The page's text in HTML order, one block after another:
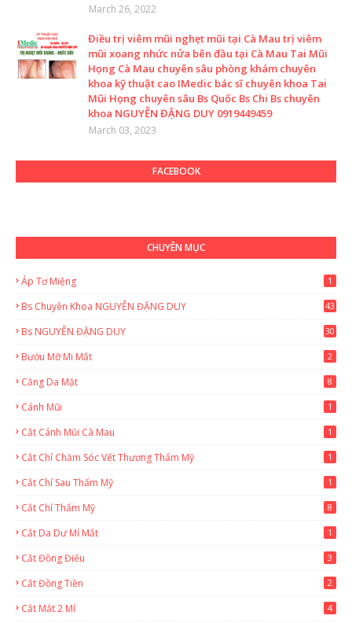
March 26, 2022
Điều trị viêm mũi nghẹt mũi tại Cà Mau trị viêm
mũi xoang nhức nửa bên đầu tại Cà Mau Tai Mũi
Họng Cà Mau chuyên sâu phòng khám chuyên
khoa kỹ thuật cao IMedic bác sĩ chuyên khoa Tai
Mũi Họng chuyên sâu Bs Quốc Bs Chi Bs chuyên
khoa NGUYỄN ĐẶNG DUY 0919449459
March 03, 2023
FACEBOOK
CHUYÊN MỤC
Áp Tơ Miệng 1
Bs Chuyên Khoa NGUYỄN ĐẶNG DUY
43
Bs NGUYỄN ĐẶNG DUY 30
Bướu Mỡ Mi Mắt 2
Căng Da Mặt 8
Cánh Mũi 1
Cắt Cánh Mũi Cà Mau 1
Cắt Chỉ Chăm Sóc Vết Thương Thẩm Mỹ 1
Cắt Chỉ Sau Thẩm Mỹ 1
Cắt Chỉ Thẩm Mỹ 8
Cắt Da Dư Mí Mắt 1
Cắt Đồng Điếu 3
Cắt Đồng Tiền 2
Cắt Mắt 2 Mí 4